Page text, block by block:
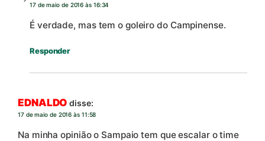
17 de maio de 2016 às 16:34
É verdade, mas tem o goleiro do Campinense.
Responder
EDNALDO disse:
17 de maio de 2016 às 11:58
Na minha opinião o Sampaio tem que escalar o time